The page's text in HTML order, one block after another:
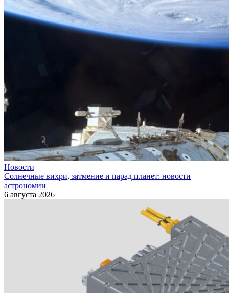
Новости
Солнечные вихри, затмение и парад планет: новости
астрономии
6 августа 2026